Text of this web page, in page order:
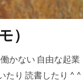
）
かない 自由な起業
たり 読書したり ^ ^